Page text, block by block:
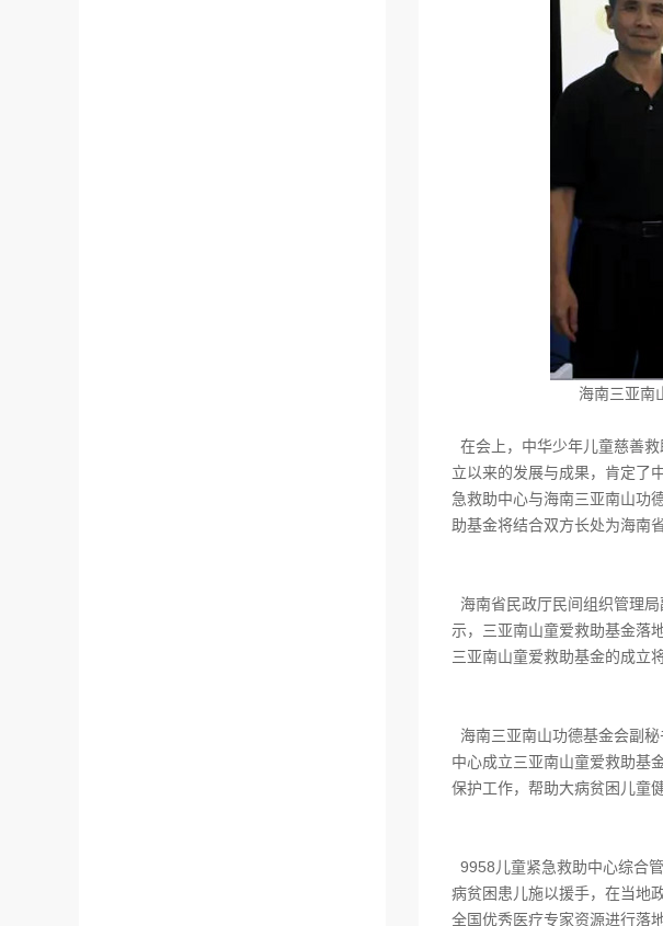
海南三亚南
在会上，中华少年儿童慈善
立以来的发展与成果，肯定了
急救助中心与海南三亚南山功
助基金将结合双方长处为海南
海南省民政厅民间组织管理
示，三亚南山童爱救助基金落
三亚南山童爱救助基金的成立
海南三亚南山功德基金会副
中心成立三亚南山童爱救助基
保护工作，帮助大病贫困儿童
9958儿童紧急救助中心综合
病贫困患儿施以援手，在当地
全国优秀医疗专家资源进行落